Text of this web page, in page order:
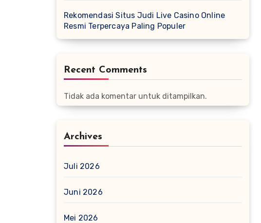
Rekomendasi Situs Judi Live Casino Online
Resmi Terpercaya Paling Populer
Recent Comments
Tidak ada komentar untuk ditampilkan.
Archives
Juli 2026
Juni 2026
Mei 2026